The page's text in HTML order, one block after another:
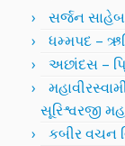
સર્જન સાહેબ
ધમ્મપદ –
અછાંદસ –
સૂરિશ્વરજી
કબીર વચન